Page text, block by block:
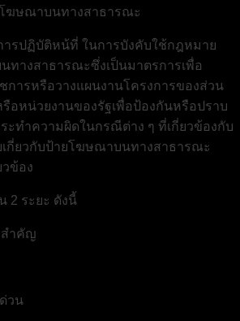
ฆษณาบนทางสาธารณะ
ารปฏิบัติหน้ที่ ในการบังคับใช้กฎหมาย
ทางสาธารณะซึ่งเป็นมาตรการเพื่อ
การหรือวางแผนงานโครงการของส่วน
อหน่วยงานของรัฐเพื่อป้องกันหรือปราบ
ะทำความผิดในกรณีต่าง ๆ ที่เกี่ยวข้องกับ
กี่ยวกับป้ายโฆษณาบนทางสาธารณะ
วข้อง
2 ระยะ ดังนี้
สำคัญ
วน